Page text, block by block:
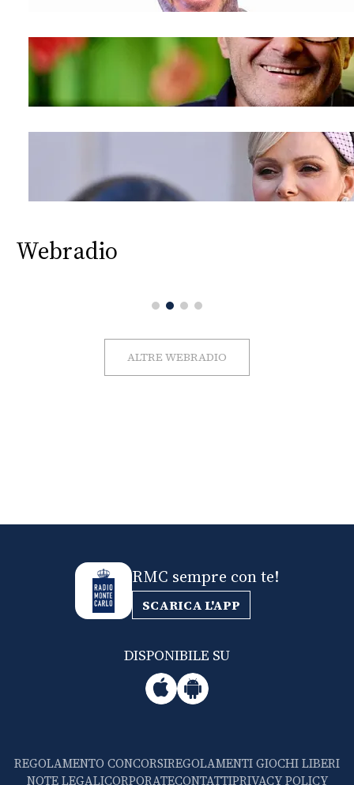
Webradio
ALTRE WEBRADIO
RMC sempre con te!
SCARICA L'APP
DISPONIBILE SU
REGOLAMENTO CONCORSIREGOLAMENTI GIOCHI LIBERI
NOTE LEGALICORPORATECONTATTIPRIVACY POLICY